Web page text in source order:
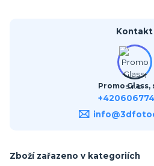
Kontakt
Promo Glass,
Zboží zařazeno v kategoriích